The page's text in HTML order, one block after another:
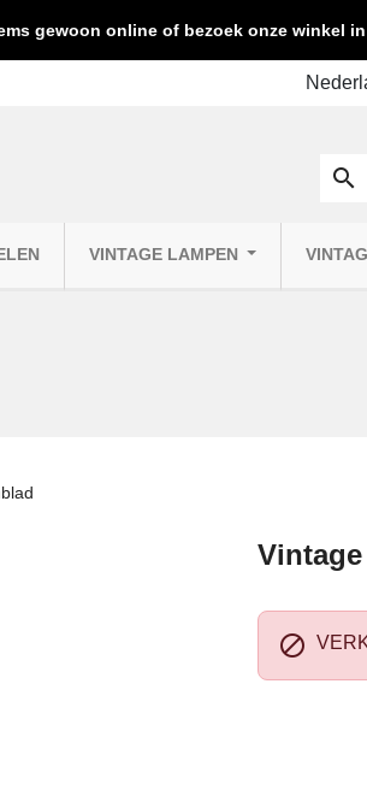
gewoon online of bezoek onze winkel in
VINTAGE LAMPEN
search
